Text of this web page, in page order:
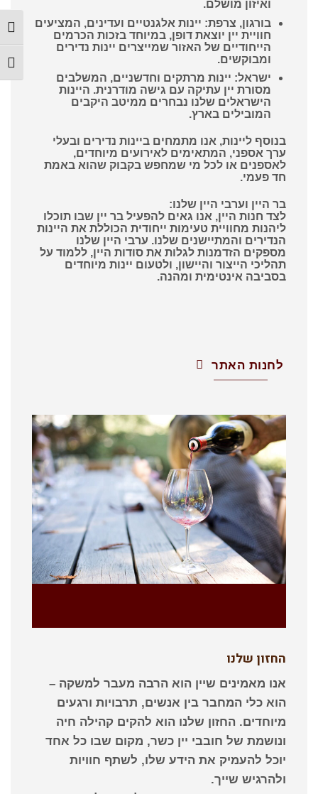
ואיזון מושלם.
בורגון, צרפת: יינות אלגנטיים ועדינים, המציעים
חוויית יין יוצאת דופן, במיוחד בזכות הכרמים
הייחודיים של האזור שמייצרים יינות נדירים
ומבוקשים.
ישראל: יינות מרתקים וחדשניים, המשלבים
מסורת יין עתיקה עם גישה מודרנית. היינות
הישראלים שלנו נבחרים ממיטב היקבים
המובילים בארץ.
בנוסף ליינות, אנו מתמחים ביינות נדירים ובעלי
ערך אספני, המתאימים לאירועים מיוחדים,
לאספנים או לכל מי שמחפש בקבוק שהוא באמת
חד פעמי.
בר היין וערבי היין שלנו:
לצד חנות היין, אנו גאים להפעיל בר יין שבו תוכלו
ליהנות מחוויית טעימות ייחודית הכוללת את היינות
הנדירים והמתיישנים שלנו. ערבי היין שלנו
מספקים הזדמנות לגלות את סודות היין, ללמוד על
תהליכי הייצור והיישון, ולטעום יינות מיוחדים
בסביבה אינטימית ומהנה.
לחנות האתר
החזון שלנו
אנו מאמינים שיין הוא הרבה מעבר למשקה –
הוא כלי המחבר בין אנשים, תרבויות ורגעים
מיוחדים. החזון שלנו הוא להקים קהילה חיה
ונושמת של חובבי יין כשר, מקום שבו כל אחד
יוכל להעמיק את הידע שלו, לשתף חוויות
ולהרגיש שייך.